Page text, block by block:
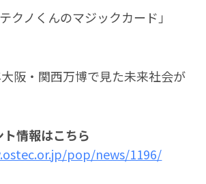
ノくんのマジックカード」
阪・関西万博で見た未来社会が
情報はこちら
pop/news/1196/